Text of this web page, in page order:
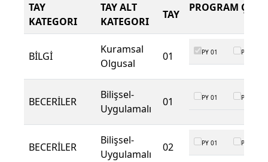
TAY
KATEGORI
TAY ALT
KATEGORI
TAY
PROGRAM
BİLGİ
Kuramsal
Olgusal
01 PY 01 PY 02
BECERİLER
Bilişsel-
Uygulamalı
01 PY 01 PY 02
BECERİLER
Bilişsel-
Uygulamalı
02 PY 01 PY 02